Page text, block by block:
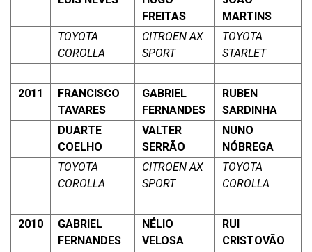
FREITAS
MARTINS
TOYOTA
COROLLA
CITROEN AX
SPORT
TOYOTA
STARLET
2011
FRANCISCO
TAVARES
GABRIEL
FERNANDES
RUBEN
SARDINHA
DUARTE
COELHO
VALTER
SERRÃO
NUNO
NÓBREGA
TOYOTA
COROLLA
CITROEN AX
SPORT
TOYOTA
COROLLA
2010
GABRIEL
FERNANDES
NÉLIO
VELOSA
RUI
CRISTOVÃO